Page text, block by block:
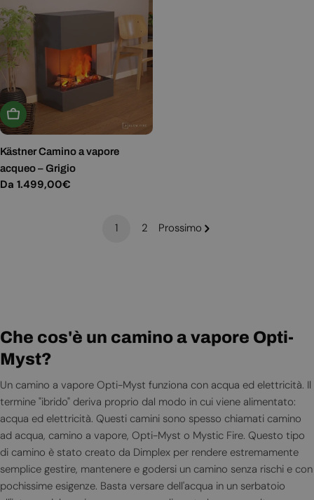
Scegli Le Opzioni
Kästner Camino a vapore
acqueo – Grigio
Prezzo
Da 1.499,00€
1 2 Prossimo
Che cos'è un camino a vapore Opti-
Myst?
Un camino a vapore Opti-Myst funziona con acqua ed elettricità. Il
termine "ibrido" deriva proprio dal modo in cui viene alimentato:
acqua ed elettricità. Questi camini sono spesso chiamati camino
ad acqua, camino a vapore, Opti-Myst o Mystic Fire. Questo tipo
di camino è stato creato da Dimplex per rendere estremamente
semplice gestire, mantenere e godersi un camino senza rischi e con
pochissime esigenze. Basta versare dell'acqua in un serbatoio